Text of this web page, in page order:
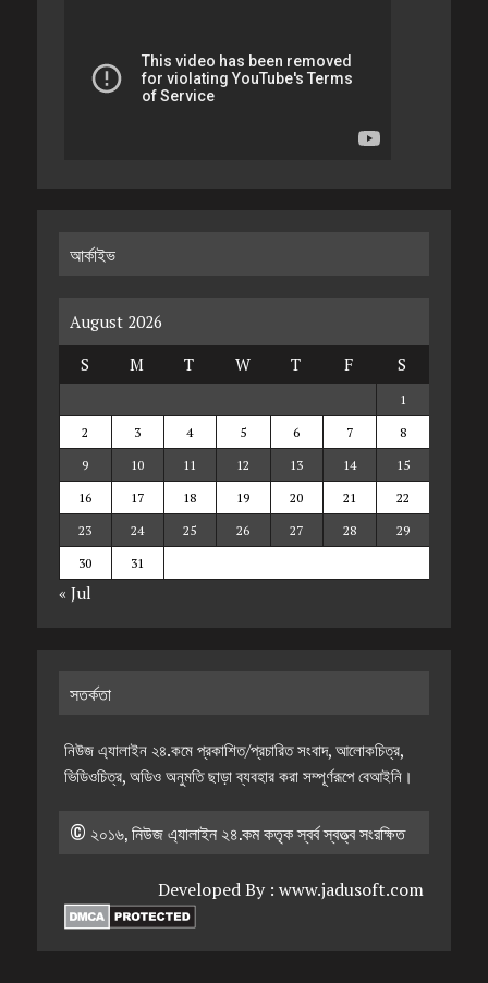
আর্কাইভ
August 2026
S
M T W T F S
1
2
3 4 5 6 7
8
9
10 11 12 13 14
15
16
17 18 19 20 21
22
23
24 25 26 27 28
29
30
31
« Jul
সতর্কতা
নিউজ এ্যালাইন ২৪.কমে প্রকাশিত/প্রচারিত সংবাদ, আলোকচিত্র,
ভিডিওচিত্র, অডিও অনুমতি ছাড়া ব্যবহার করা সম্পূর্ণরূপে বেআইনি।
© ২০১৬, নিউজ এ্যালাইন ২৪.কম কতৃক স্বর্ব স্বত্ত্ব সংরক্ষিত
Developed By :www.jadusoft.com